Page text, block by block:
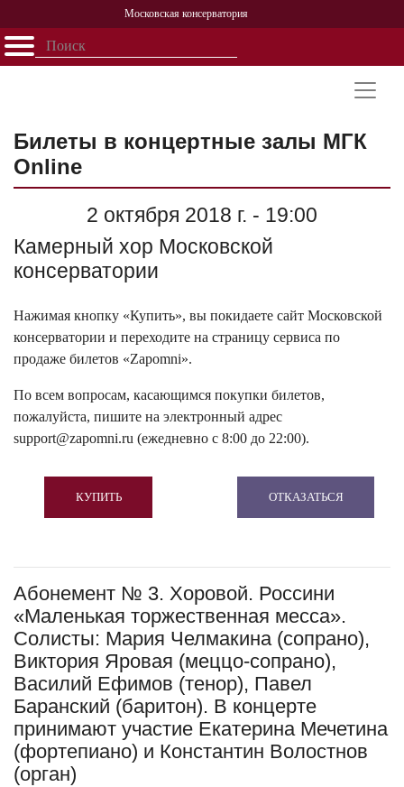
Московская консерватория
Открыть - закрыть
Персоналии
История
Билеты в концертные залы МГК
Online
2 октября 2018 г. - 19:00
Камерный хор Московской
консерватории
Нажимая кнопку «Купить», вы покидаете сайт Московской
консерватории и переходите на страницу сервиса по
продаже билетов «Zapomni».
По всем вопросам, касающимся покупки билетов,
пожалуйста, пишите на электронный адрес
support@zapomni.ru (ежедневно с 8:00 до 22:00).
КУПИТЬ ОТКАЗАТЬСЯ
Абонемент № 3. Хоровой. Россини
«Маленькая торжественная месса».
Солисты: Мария Челмакина (сопрано),
Виктория Яровая (меццо-сопрано),
Василий Ефимов (тенор), Павел
Баранский (баритон). В концерте
принимают участие Екатерина Мечетина
(фортепиано) и Константин Волостнов
(орган)